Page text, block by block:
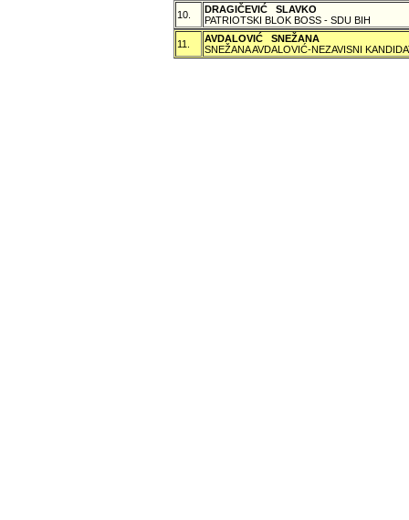
10.
DRAGIČEVIĆ SLAVKO
PATRIOTSKI BLOK BOSS - SDU BIH
11.
AVDALOVIĆ SNEŽANA
SNEŽANA AVDALOVIĆ-NEZAVISNI